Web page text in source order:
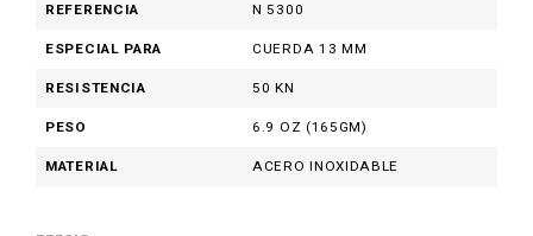
REFERENCIA N 5300
ESPECIAL PARA CUERDA 13 MM
RESISTENCIA 50 KN
PESO 6.9 OZ (165GM)
MATERIAL ACERO INOXIDABLE